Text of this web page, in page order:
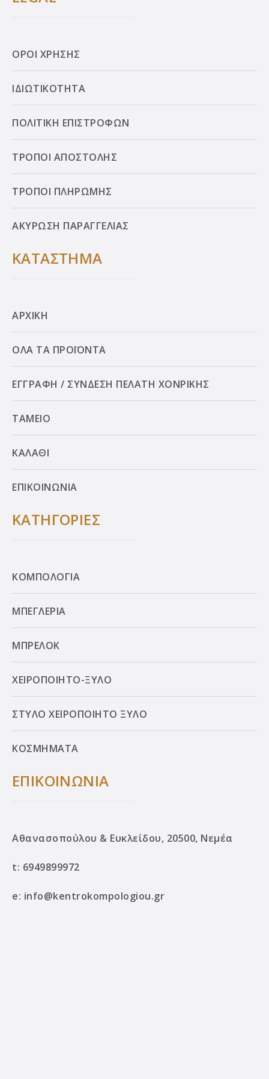
ΟΡΟΙ ΧΡΗΣΗΣ
ΙΔΙΩΤΙΚΟΤΗΤΑ
ΠΟΛΙΤΙΚΗ ΕΠΙΣΤΡΟΦΩΝ
ΤΡΟΠΟΙ ΑΠΟΣΤΟΛΗΣ
ΤΡΟΠΟΙ ΠΛΗΡΩΜΗΣ
ΑΚΥΡΩΣΗ ΠΑΡΑΓΓΕΛΙΑΣ
ΚΑΤΑΣΤΗΜΑ
ΑΡΧΙΚΗ
ΟΛΑ ΤΑ ΠΡΟΪΟΝΤΑ
ΕΓΓΡΑΦΗ / ΣΥΝΔΕΣΗ ΠΕΛΑΤΗ ΧΟΝΡΙΚΗΣ
ΤΑΜΕΙΟ
ΚΑΛΑΘΙ
ΕΠΙΚΟΙΝΩΝΙΑ
ΚΑΤΗΓΟΡΙΕΣ
ΚΟΜΠΟΛΟΓΙΑ
ΜΠΕΓΛΕΡΙΑ
ΜΠΡΕΛΟΚ
ΧΕΙΡΟΠΟΙΗΤΟ-ΞΥΛΟ
ΣΤΥΛΟ ΧΕΙΡΟΠΟΙΗΤΟ ΞΥΛΟ
ΚΟΣΜΗΜΑΤΑ
ΕΠΙΚΟΙΝΩΝΙΑ
Αθανασοπούλου & Ευκλείδου, 20500, Νεμέα
t: 6949899972
e: info@kentrokompologiou.gr